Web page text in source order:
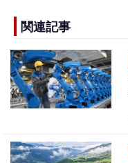
e
b
o
o
k
関連記事